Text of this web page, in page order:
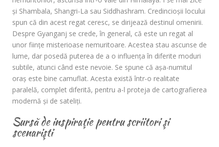
şi Shambala, Shangri-La sau Siddhashram. Credincioşii locului
spun că din acest regat ceresc, se dirijează destinul omenirii.
Despre Gyanganj se crede, în general, că este un regat al
unor fiinţe misterioase nemuritoare. Acestea stau ascunse de
lume, dar posedă puterea de a o influenţa în diferite moduri
subtile, atunci când este nevoie. Se spune că aşa-numitul
oraş este bine camuflat. Acesta există într-o realitate
paralelă, complet diferită, pentru a-l proteja de cartografierea
modernă şi de sateliți.
Sursă de inspiraţie pentru scriitori şi
scenarişti